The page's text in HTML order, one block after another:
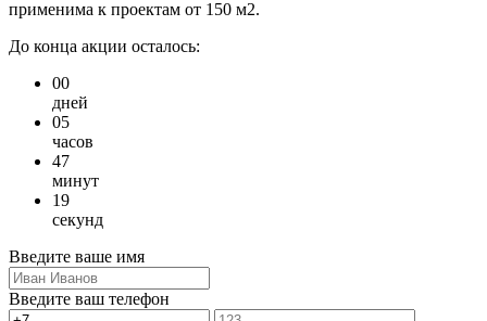
применима к проектам от 150 м2.
До конца акции осталось:
00
дней
05
часов
47
минут
19
секунд
Введите ваше имя
Введите ваш телефон